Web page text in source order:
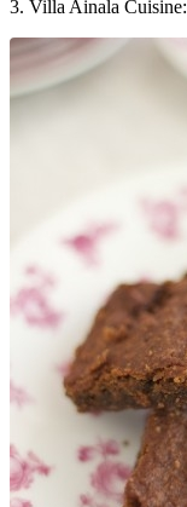
3. Villa Ainala Cuisine: